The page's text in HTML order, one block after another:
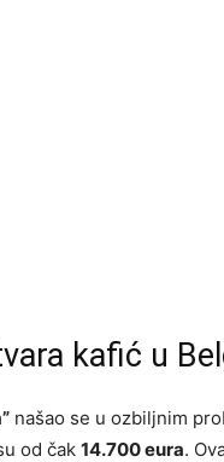
kafić u
našao se u ozbiljnim
od čak 14.700 eura.